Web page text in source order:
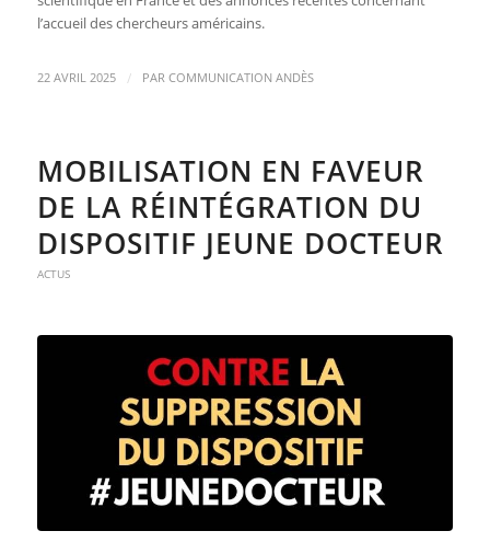
l’accueil des chercheurs américains.
22 AVRIL 2025 / PAR COMMUNICATION ANDÈS
MOBILISATION EN FAVEUR
DE LA RÉINTÉGRATION DU
DISPOSITIF JEUNE DOCTEUR
ACTUS